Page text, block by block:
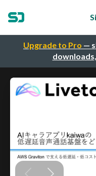
Upgrade to Pro —